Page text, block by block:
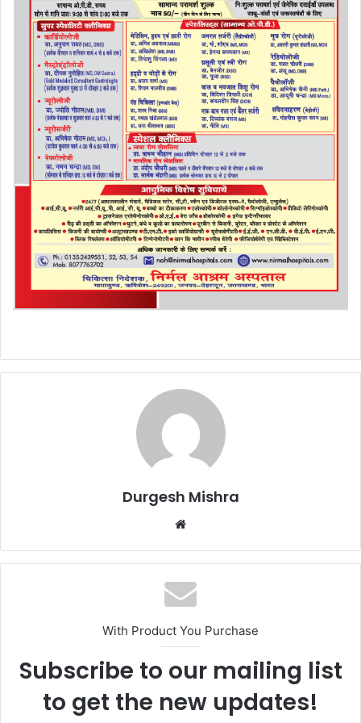
Durgesh Mishra
Website
With Product You Purchase
Subscribe to our mailing list
to get the new updates!